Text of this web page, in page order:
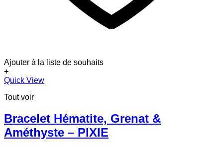
Ajouter à la liste de souhaits
+
Quick View
Tout voir
Bracelet Hématite, Grenat &
Améthyste – PIXIE